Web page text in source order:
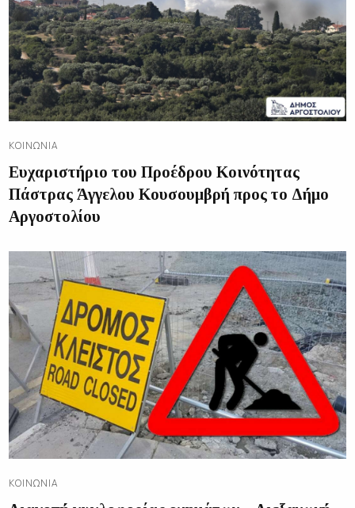
ΚΟΙΝΩΝΊΑ
Ευχαριστήριο του Προέδρου Κοινότητας
Πάστρας Άγγελου Κουσουμβρή προς το Δήμο
Αργοστολίου
ΚΟΙΝΩΝΊΑ